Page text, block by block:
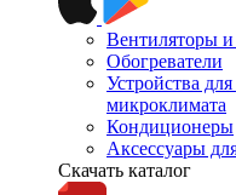
Вентиляторы
Обогреватели
Устройства
микроклимата
Кондиционеры
Аксессуары
Скачать каталог